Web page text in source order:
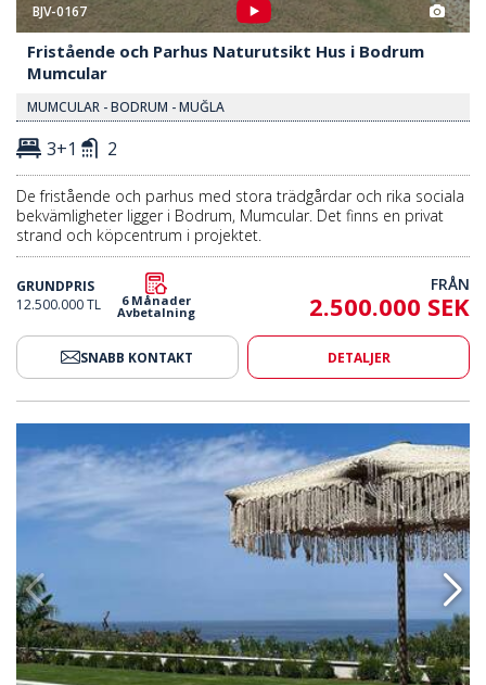
BJV-0167
Fristående och Parhus Naturutsikt Hus i Bodrum
Mumcular
MUMCULAR - BODRUM - MUĞLA
3+1 2
De fristående och parhus med stora trädgårdar och rika sociala
bekvämligheter ligger i Bodrum, Mumcular. Det finns en privat
strand och köpcentrum i projektet.
GRUNDPRIS
12.500.000 TL
6 Månader
Avbetalning
FRÅN
2.500.000 SEK
SNABB KONTAKT DETALJER
Fristående Villor I Bodrum